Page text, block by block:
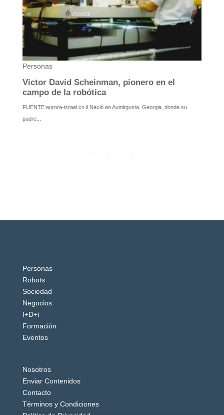
Personas
Robots
Sociedad
Negocios
I+D+i
Formación
Eventos
Nosotros
Enviar Contenidos
Contacto
Términos y Condiciones